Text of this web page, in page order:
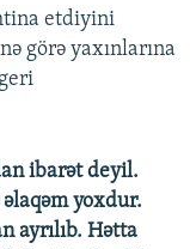
etdiyini
görə yaxınlarına
ibarət deyil.
yoxdur.
ayrılıb. Hətta